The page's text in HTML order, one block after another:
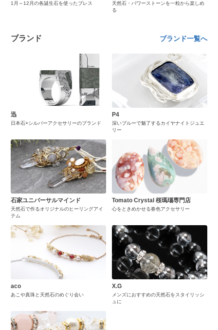
1月～12月の各誕生石を使ったブレス
天然石・パワーストーンを一粒から楽しめ
る
ブランド ブランド一覧へ
迅
日本石×シルバーアクセサリーのブランド
P4
深いブルーで魅了するカイヤナイトジュエ
リー
石家ユニバーサルマインド
天然石で作るオリジナルのヒーリングアイ
テム
Tomato Crystal 桜瑪瑙専門店
心をときめかせる春色アクセサリー
aco
あこや真珠と天然石のめぐり会い
X.G
メンズにおすすめの天然石をスタイリッシ
ュに